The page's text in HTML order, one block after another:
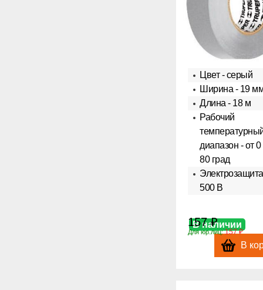
Цвет - серый
Ширина - 19
Длина - 18 м
Рабочий
диапазон - от
80 град
500 В
В наличии
157 ₽
Для юр.лиц:157 ₽
В